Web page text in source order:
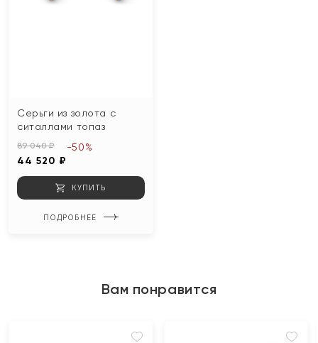
Серьги из золота с
ситаллами топаз
89 040 ₽
44 520 ₽
-50%
КУПИТЬ
ПОДРОБНЕЕ
Вам понравится